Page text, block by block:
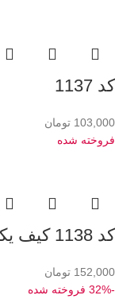
کد 1137
103,000 تومان
فروخته شده
کد 1138 کیف یکطرفه زنانه رسمی
152,000 تومان
-32%
فروخته شده